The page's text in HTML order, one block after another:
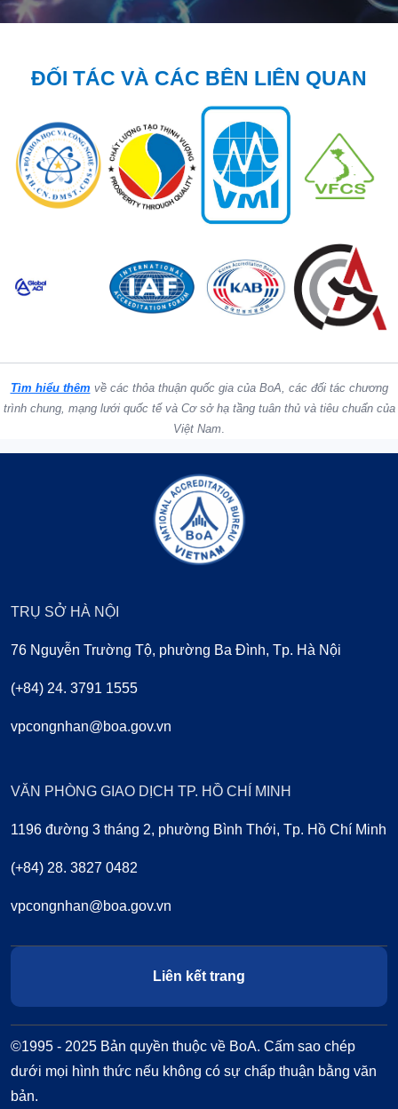
ĐỐI TÁC VÀ CÁC BÊN LIÊN QUAN
Tìm hiểu thêm về các thỏa thuận quốc gia của BoA, các đối tác chương
trình chung, mạng lưới quốc tế và Cơ sở hạ tầng tuân thủ và tiêu chuẩn của
Việt Nam.
TRỤ SỞ HÀ NỘI
76 Nguyễn Trường Tộ, phường Ba Đình, Tp. Hà Nội
(+84) 24. 3791 1555
vpcongnhan@boa.gov.vn
VĂN PHÒNG GIAO DỊCH TP. HỒ CHÍ MINH
1196 đường 3 tháng 2, phường Bình Thới, Tp. Hồ Chí Minh
(+84) 28. 3827 0482
vpcongnhan@boa.gov.vn
Liên kết trang
©1995 - 2025 Bản quyền thuộc về BoA. Cấm sao chép
dưới mọi hình thức nếu không có sự chấp thuận bằng văn
bản.